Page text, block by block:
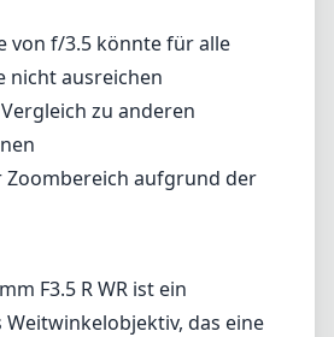
das eine
Bildqualität in einem
bietet. Die
die
und die optische
es besonders geeignet für
während die
seine Vielseitigkeit für
Stile erhöhen.
nicht die